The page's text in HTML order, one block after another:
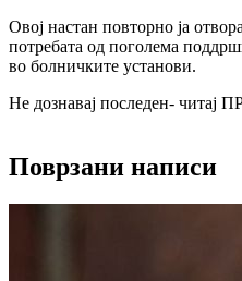
Овој настан повторно ја
потребата од поголема
во болничките установи.
Не дознавај последен- читај
Поврзани написи